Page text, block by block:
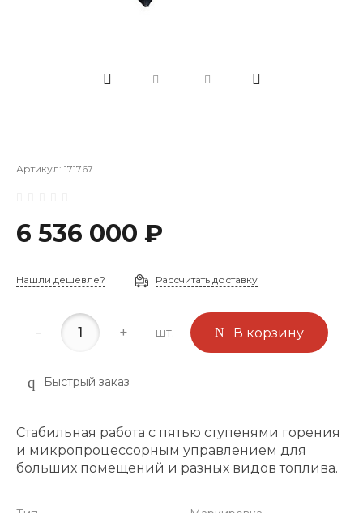
Артикул: 171767
6 536 000 ₽
Нашли дешевле? Рассчитать доставку
- + шт. В корзину
Быстрый заказ
Стабильная работа с пятью ступенями горения
и микропроцессорным управлением для
больших помещений и разных видов топлива.